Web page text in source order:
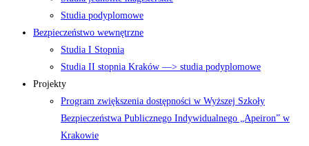
Studia podyplomowe
Bezpieczeństwo wewnętrzne
Studia I Stopnia
Studia II stopnia Kraków —> studia podyplomowe
Projekty
Program zwiększenia dostępności w Wyższej Szkoły
Bezpieczeństwa Publicznego Indywidualnego „Apeiron” w
Krakowie